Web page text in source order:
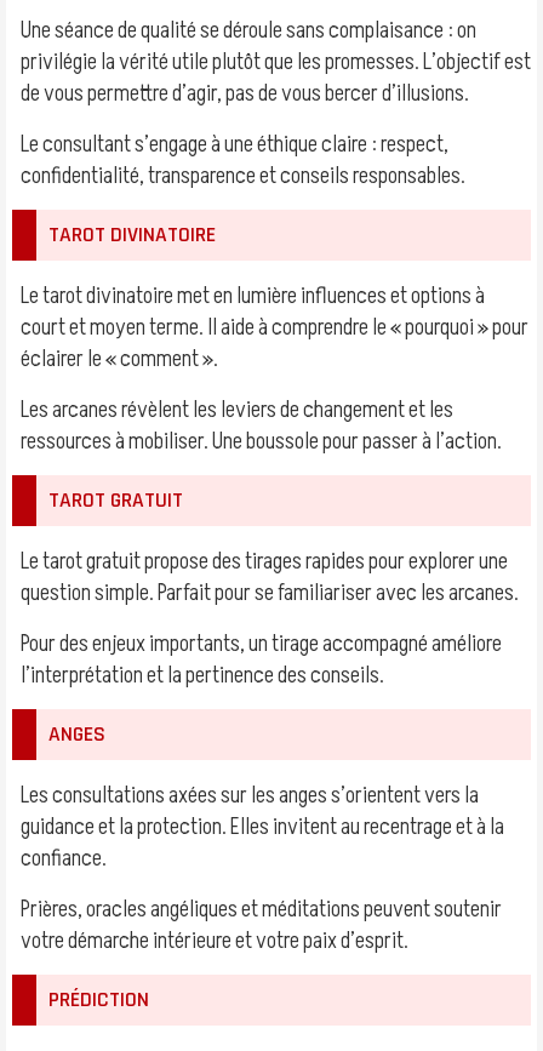
Une séance de qualité se déroule sans complaisance : on
privilégie la vérité utile plutôt que les promesses. L’objectif est
de vous permettre d’agir, pas de vous bercer d’illusions.
Le consultant s’engage à une éthique claire : respect,
confidentialité, transparence et conseils responsables.
TAROT DIVINATOIRE
Le tarot divinatoire met en lumière influences et options à
court et moyen terme. Il aide à comprendre le « pourquoi » pour
éclairer le « comment ».
Les arcanes révèlent les leviers de changement et les
ressources à mobiliser. Une boussole pour passer à l’action.
TAROT GRATUIT
Le tarot gratuit propose des tirages rapides pour explorer une
question simple. Parfait pour se familiariser avec les arcanes.
Pour des enjeux importants, un tirage accompagné améliore
l’interprétation et la pertinence des conseils.
ANGES
Les consultations axées sur les anges s’orientent vers la
guidance et la protection. Elles invitent au recentrage et à la
confiance.
Prières, oracles angéliques et méditations peuvent soutenir
votre démarche intérieure et votre paix d’esprit.
PRÉDICTION